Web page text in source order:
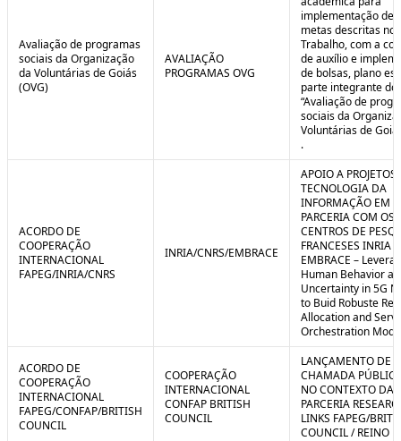
Avaliação de programas
sociais da Organização
da Voluntárias de Goiás
(OVG)
AVALIAÇÃO
PROGRAMAS OVG
implementação de
metas descritas no
Trabalho, com a
de auxílio e
de bolsas, plano
parte integrante do
“Avaliação de
sociais da
Voluntárias de
.
ACORDO DE
COOPERAÇÃO
INTERNACIONAL
FAPEG/INRIA/CNRS
INRIA/CNRS/EMBRACE
APOIO A PROJETOS
TECNOLOGIA DA
INFORMAÇÃO EM
PARCERIA COM OS
CENTROS DE
FRANCESES INRIA
EMBRACE –
Human Behavior
Uncertainty in 5G
to Buid Robuste
Allocation and
Orchestration
ACORDO DE
COOPERAÇÃO
INTERNACIONAL
FAPEG/CONFAP/BRITISH
COUNCIL
COOPERAÇÃO
INTERNACIONAL
CONFAP BRITISH
COUNCIL
LANÇAMENTO DE
CHAMADA
NO CONTEXTO DA
PARCERIA
LINKS FAPEG/
COUNCIL / REINO